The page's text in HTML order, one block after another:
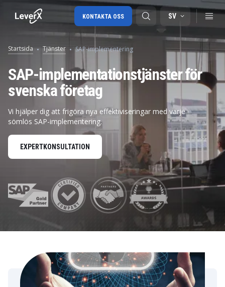
SAP-konsulttjänster
SAP Ariba
SV
KONTAKTA OSS
Startsida Tjänster SAP-implementering
SAP-implementationstjänster för
svenska företag
Vi hjälper dig att frigöra nya effektiviseringar med varje
sömlös SAP-implementering.
EXPERTKONSULTATION